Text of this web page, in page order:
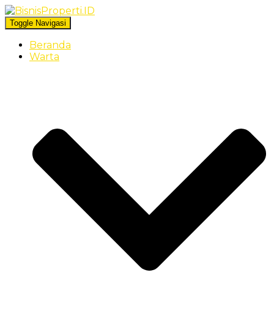
Toggle Navigasi
Beranda
Warta